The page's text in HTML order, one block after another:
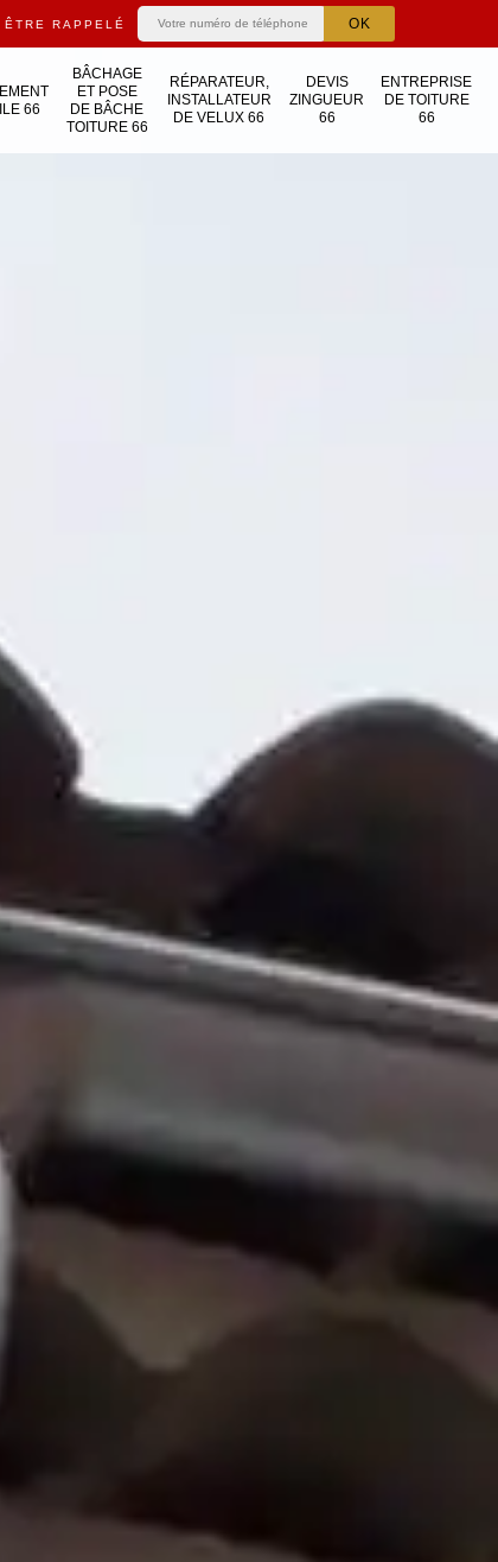
ÊTRE RAPPELÉ
66
BÂCHAGE
ET POSE
DE BÂCHE
TOITURE 66
RÉPARATEUR,
INSTALLATEUR
DE VELUX 66
DEVIS
ZINGUEUR
66
ENTREPRISE
DE TOITURE
66